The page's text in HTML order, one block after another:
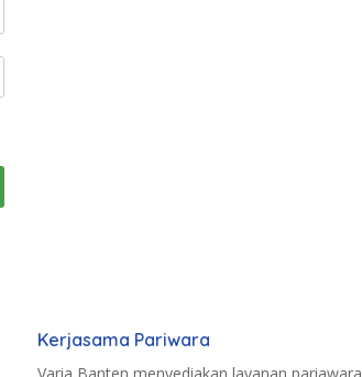
Kerjasama Pariwara